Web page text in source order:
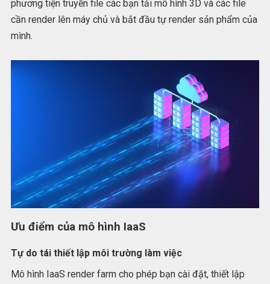
phương tiện truyền file các bạn tải mô hình 3D và các file
cần render lên máy chủ và bắt đầu tự render sản phẩm của
mình.
Ưu điểm của mô hình IaaS
Tự do tái thiết lập môi trường làm việc
Mô hình IaaS render farm cho phép bạn cài đặt, thiết lập